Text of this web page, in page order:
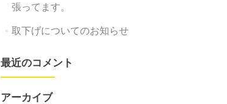
張ってます。
取下げについてのお知らせ
最近のコメント
アーカイブ